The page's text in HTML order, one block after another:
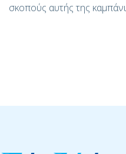
σκοπούς αυτής της